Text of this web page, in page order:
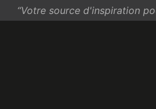
“Votre source d'inspiration